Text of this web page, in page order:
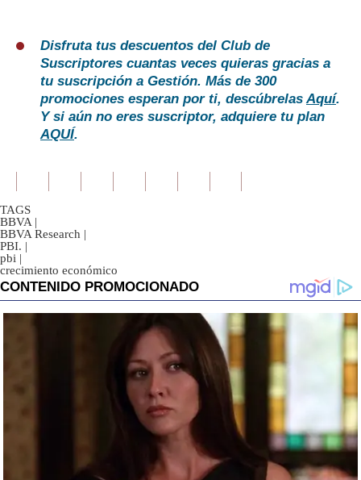
Disfruta tus descuentos del Club de
Suscriptores cuantas veces quieras gracias a
tu suscripción a Gestión. Más de 300
promociones esperan por ti, descúbrelasAquí.
Y si aún no eres suscriptor, adquiere tu plan
AQUÍ.
TAGS
BBVA |
BBVA Research |
PBI. |
pbi |
crecimiento económico